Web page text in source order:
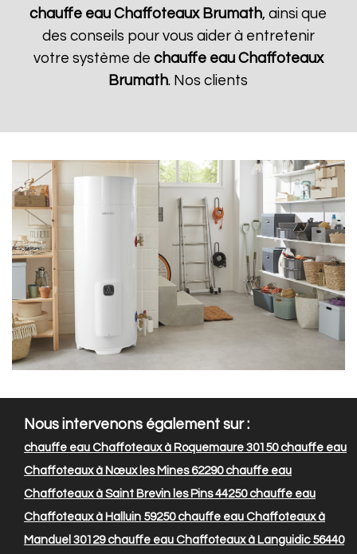
chauffe eau Chaffoteaux Brumath, ainsi que
des conseils pour vous aider à entretenir
votre système de chauffe eau Chaffoteaux
Brumath. Nos clients
Nous intervenons également sur :
chauffe eau Chaffoteaux à Roquemaure 30150chauffe eau
Chaffoteaux à Nœux les Mines 62290chauffe eau
Chaffoteaux à Saint Brevin les Pins 44250chauffe eau
Chaffoteaux à Halluin 59250chauffe eau Chaffoteaux à
Manduel 30129chauffe eau Chaffoteaux à Languidic 56440